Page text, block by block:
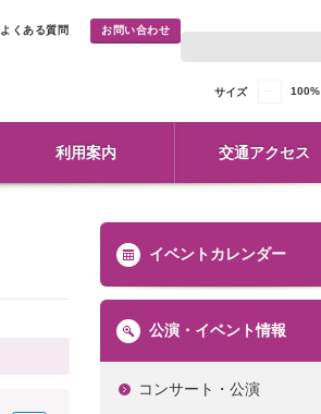
よくある質問 お問い合わせ
サイズ 100%
利用案内 交通アクセス
イベントカレンダー
公演・イベント情報
コンサート・公演